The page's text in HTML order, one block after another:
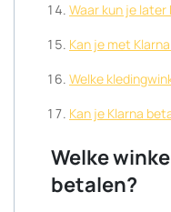
Waar kun je later
Kan je met
Welke
Kan je Klarna
Welke
betalen?